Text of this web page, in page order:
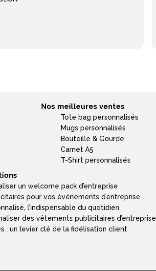
Nos meilleures ventes
Tote bag personnalisés
Mugs personnalisés
Bouteille & Gourde
Carnet A5
T-Shirt personnalisés
un welcome pack d’entreprise
pour vos événements d’entreprise
l’indispensable du quotidien
des vêtements publicitaires d’entreprise
: un levier clé de la fidélisation client